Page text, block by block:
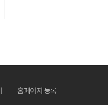
홈페이지 등록